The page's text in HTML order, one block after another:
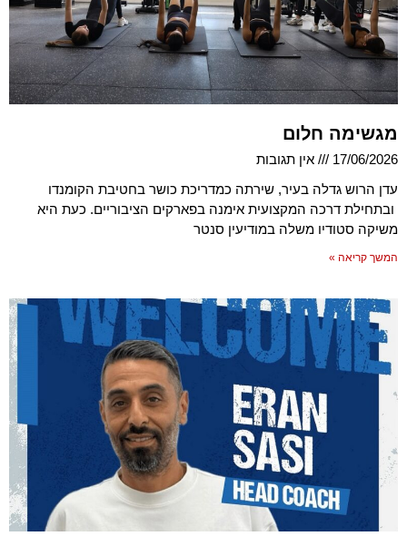
מגשימה חלום
17/06/2026
אין תגובות
עדן הרוש גדלה בעיר, שירתה כמדריכת כושר בחטיבת הקומנדו
ובתחילת דרכה המקצועית אימנה בפארקים הציבוריים. כעת היא
משיקה סטודיו משלה במודיעין סנטר
המשך קריאה »